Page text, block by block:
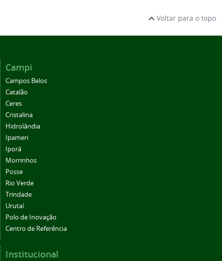
Voltar para o topo
Campi
Campos Belos
Catalão
Ceres
Cristalina
Hidrolândia
Ipameri
Iporá
Morrinhos
Posse
Rio Verde
Trindade
Urutaí
Polo de Inovação
Centro de Referência
Institucional